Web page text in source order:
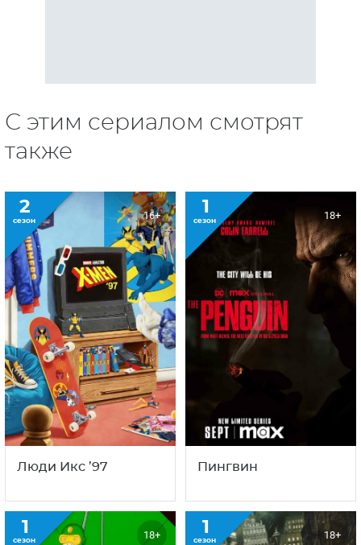
С этим сериалом смотрят
также
2
сезон 16+
Люди Икс ’97
1
сезон 18+
Пингвин
1
сезон 18+ 1
сезон 18+